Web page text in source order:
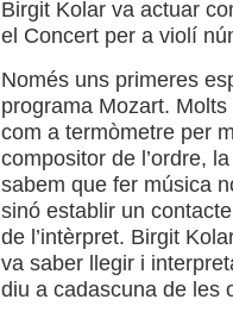
Birgit Kolar va actuar
el Concert per a violí
Només uns primeres
programa Mozart.
com a termòmetre per
compositor de l’ordre,
sabem que fer música
sinó establir un
de l’intèrpret. Birgit
va saber llegir i
diu a cadascuna de les